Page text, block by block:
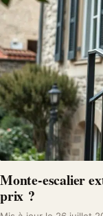
Monte-escalier
prix ?